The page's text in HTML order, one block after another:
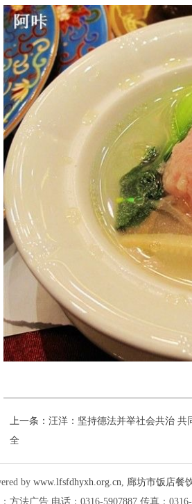
上一条： 汪洋：坚持德法并举社会共治 共
全
by www.lfsfdhyxh.org.cn, 廊坊市饭店餐
方法广告 电话：0316-5907887 传真：